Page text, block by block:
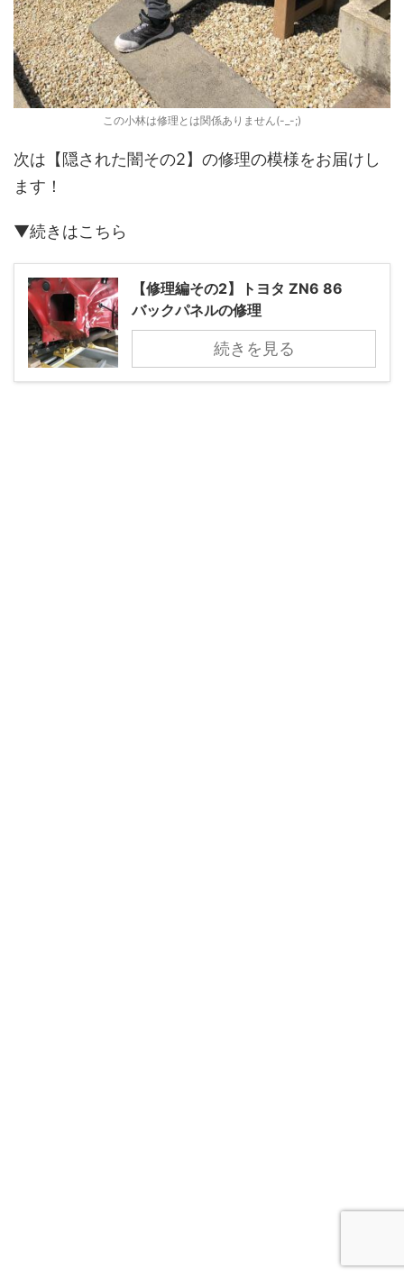
この小林は修理とは関係ありません(-_-;)
次は【隠された闇その2】の修理の模様をお届けし
ます！
▼続きはこちら
【修理編その2】トヨタ ZN6 86
バックパネルの修理
続きを見る